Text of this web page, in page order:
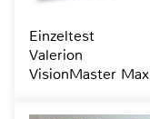
Einzeltest
Valerion
VisionMaster Max